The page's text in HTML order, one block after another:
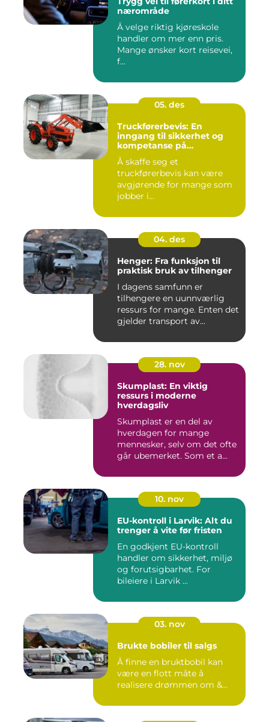
nærområde
Å velge riktig kjøreskole
handler om mer enn pris.
Mange ønsker kort reisevei,
f...
05. des
Truckførerbevis: En
inngang til sikkerhet og
kompetanse på
arbeidsplassen
Å skaffe seg et
truckførerbevis kan være
avgjørende for mange som
jobber i...
04. des
Henger: Fra funksjon til
praktisk bruk av tilhenger
I dagens samfunn er
tilhengere en uunnværlig
ressurs for mange. Enten det
gjelder transport av...
28. nov
Skumplast: En viktig
ressurs i moderne
hverdagsliv
Skumplast er en del av
hverdagen for mange
mennesker, selv om det ofte
går ubemerket. Som et a...
10. nov
EU-kontroll i Larvik: Alt du
trenger å vite før fristen
En godkjent EU-kontroll
handler om sikkerhet, miljø
og forutsigbarhet. For
bileiere i Larvik ...
03. nov
Brukte bobiler til salgs
Å finne en bruktbobil kan
være en flott måte å
realisere drømmen om &...